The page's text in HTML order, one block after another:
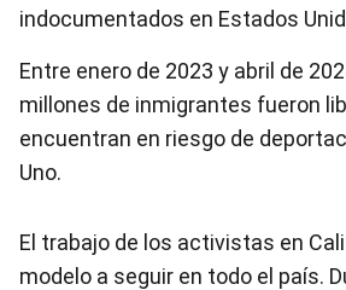
indocumentados en Estados
Entre enero de 2023 y abril de
millones de inmigrantes fueron
encuentran en riesgo de
Uno.
El trabajo de los activistas en
modelo a seguir en todo el país.